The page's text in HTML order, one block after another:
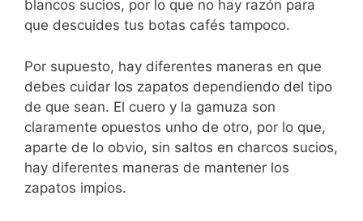
blancos sucios, por lo que no hay razón para
que descuides tus botas cafés tampoco.
Por supuesto, hay diferentes maneras en que
debes cuidar los zapatos dependiendo del tipo
de que sean. El cuero y la gamuza son
claramente opuestos unho de otro, por lo que,
aparte de lo obvio, sin saltos en charcos sucios,
hay diferentes maneras de mantener los
zapatos impios.